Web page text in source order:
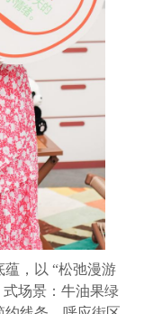
，以 “松弛漫游
式场景：牛油果绿